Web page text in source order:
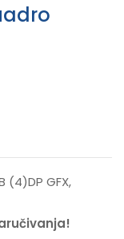
(4)DP GFX,